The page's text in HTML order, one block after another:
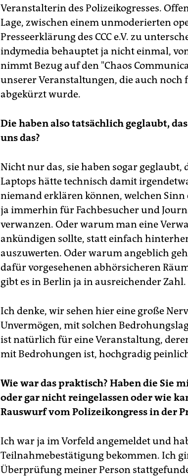
Veranstalterin des Polizeikogresses.
Lage, zwischen einem unmoderierten
Presseerklärung des CCC e.V. zu
indymedia behauptet ja nicht einmal,
nimmt Bezug auf den "Chaos
unserer Veranstaltungen, die auch noch
abgekürzt wurde.
Die haben also tatsächlich geglaubt,
uns das?
Nicht nur das, sie haben sogar geglaubt,
Laptops hätte technisch damit
niemand erklären können, welchen Sinn
ja immerhin für Fachbesucher und
verwanzen. Oder warum man eine
ankündigen sollte, statt einfach
auszuwerten. Oder warum angeblich
dafür vorgesehenen abhörsicheren
gibt es in Berlin ja in ausreichender Zahl.
Ich denke, wir sehen hier eine große
Unvermögen, mit solchen
ist natürlich für eine Veranstaltung,
mit Bedrohungen ist, hochgradig
Wie war das praktisch? Haben die Sie
oder gar nicht reingelassen oder wie
Rauswurf vom Polizeikongress in der
Ich war ja im Vorfeld angemeldet und
Teilnahmebestätigung bekommen. Ich
Überprüfung meiner Person